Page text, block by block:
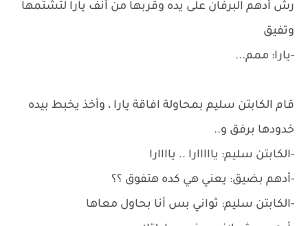
رش أدهم البرفان على يده وقربها من أنف يارا لتشتمها
وتفيق
-يارا: ممم...
قام الكابتن سليم بمحاولة افاقة يارا ، وأخذ يخبط بيده
خدودها برفق و..
-الكابتن سليم: يااااارا .. ياااارا
-أدهم بضيق: يعني هي كده هتفوق ؟؟
-الكابتن سليم: ثواني بس أنا بحاول معاها